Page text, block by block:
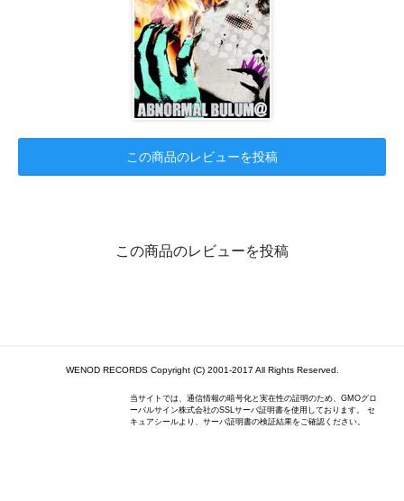
この商品のレビューを投稿
この商品のレビューを投稿
WENOD RECORDS Copyright (C) 2001-2017 All Rights Reserved.
当サイトでは、通信情報の暗号化と実在性の証明のため、GMOグロ
ーバルサイン株式会社のSSLサーバ証明書を使用しております。 セ
キュアシールより、サーバ証明書の検証結果をご確認ください。